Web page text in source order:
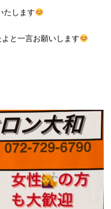
たします
と一言お願いします